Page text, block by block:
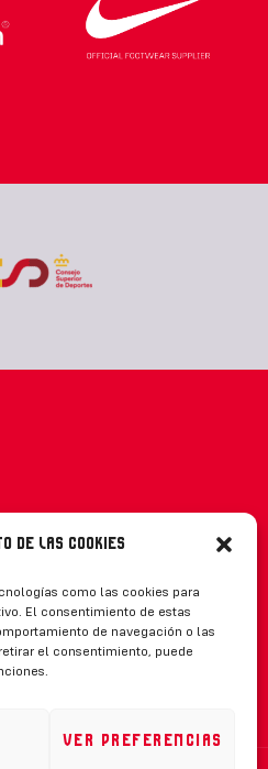
de las cookies
como las cookies para
El consentimiento de estas
de navegación o las
el consentimiento, puede
Ver preferencias